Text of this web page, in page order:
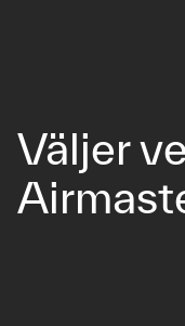
Väljer